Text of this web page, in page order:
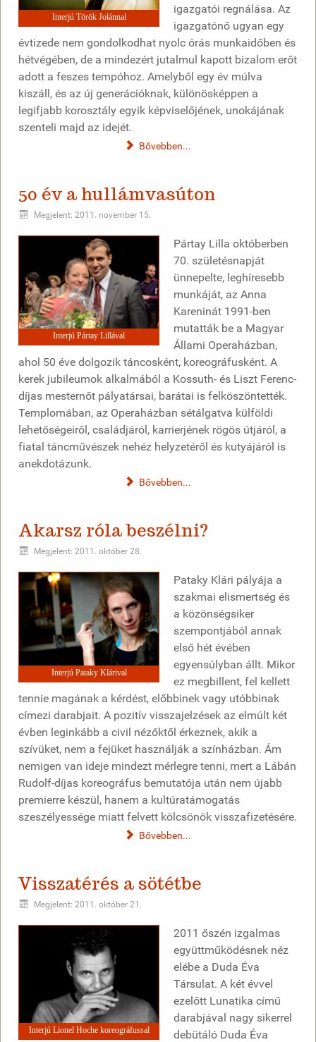
Interjú Török Jolánnal
igazgatói regnálása. Az
igazgatónő ugyan egy
évtizede nem gondolkodhat nyolc órás munkaidőben és
hétvégében, de a mindezért jutalmul kapott bizalom erőt
adott a feszes tempóhoz. Amelyből egy év múlva
kiszáll, és az új generációknak, különösképpen a
legifjabb korosztály egyik képviselőjének, unokájának
szenteli majd az idejét.
Bővebben...
50 év a hullámvasúton
Megjelent: 2011. november 15.
Interjú Pártay Lillával
Pártay Lilla októberben
70. születésnapját
ünnepelte, leghíresebb
munkáját, az Anna
Kareninát 1991-ben
mutatták be a Magyar
Állami Operaházban,
ahol 50 éve dolgozik táncosként, koreográfusként. A
kerek jubileumok alkalmából a Kossuth- és Liszt Ferenc-
díjas mesternőt pályatársai, barátai is felköszöntették.
Templomában, az Operaházban sétálgatva külföldi
lehetőségeiről, családjáról, karrierjének rögös útjáról, a
fiatal táncművészek nehéz helyzetéről és kutyájáról is
anekdotázunk.
Bővebben...
Akarsz róla beszélni?
Megjelent: 2011. október 28.
Interjú Pataky Klárival
Pataky Klári pályája a
szakmai elismertség és
a közönségsiker
szempontjából annak
első hét évében
egyensúlyban állt. Mikor
ez megbillent, fel kellett
tennie magának a kérdést, előbbinek vagy utóbbinak
címezi darabjait. A pozitív visszajelzések az elmúlt két
évben leginkább a civil nézőktől érkeznek, akik a
szívüket, nem a fejüket használják a színházban. Ám
nemigen van ideje mindezt mérlegre tenni, mert a Lábán
Rudolf-díjas koreográfus bemutatója után nem újabb
premierre készül, hanem a kultúratámogatás
szeszélyessége miatt felvett kölcsönök visszafizetésére.
Bővebben...
Visszatérés a sötétbe
Megjelent: 2011. október 21.
Interjú Lionel Hoche koreográfussal
2011 őszén izgalmas
együttműködésnek néz
elébe a Duda Éva
Társulat. A két évvel
ezelőtt Lunatika című
darabjával nagy sikerrel
debütáló Duda Éva